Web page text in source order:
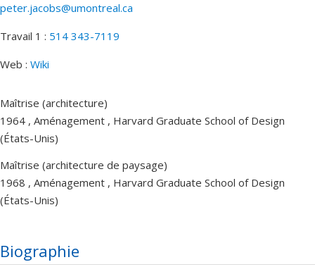
peter.jacobs@umontreal.ca
Travail 1 : 514 343-7119
Web : Wiki
Maîtrise (architecture)
1964 , Aménagement , Harvard Graduate School of Design
(États-Unis)
Maîtrise (architecture de paysage)
1968 , Aménagement , Harvard Graduate School of Design
(États-Unis)
Biographie